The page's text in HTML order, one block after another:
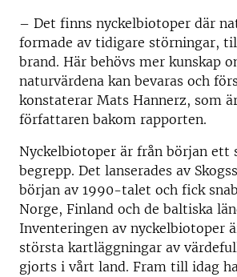
– Det finns nyckelbiotoper där
formade av tidigare störningar,
brand. Här behövs mer kunskap
naturvärdena kan bevaras och
konstaterar Mats Hannerz, som
författaren bakom rapporten.
Nyckelbiotoper är från början ett
begrepp. Det lanserades av
början av 1990-talet och fick
Norge, Finland och de baltiska
Inventeringen av nyckelbiotoper
största kartläggningar av
gjorts i vårt land. Fram till idag